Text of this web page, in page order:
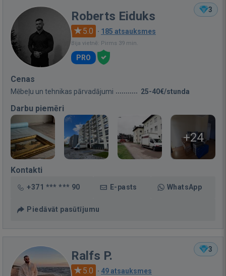
3
Roberts Eiduks
5.0 · 185 atsauksmes
Bija vietnē: Pirms 39 min.
PRO
Cenas
Mēbeļu un tehnikas pārvadājumi 25-40€/stunda
Darbu piemēri
+24
Kontakti
+371 *** *** 90 E-pasts WhatsApp
Piedāvāt pasūtījumu
3
Ralfs P.
5.0 · 49 atsauksmes